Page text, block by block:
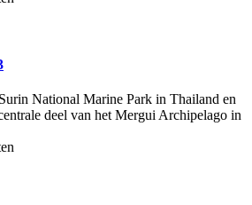
National Marine Park in Thailand en
deel van het Mergui Archipelago in